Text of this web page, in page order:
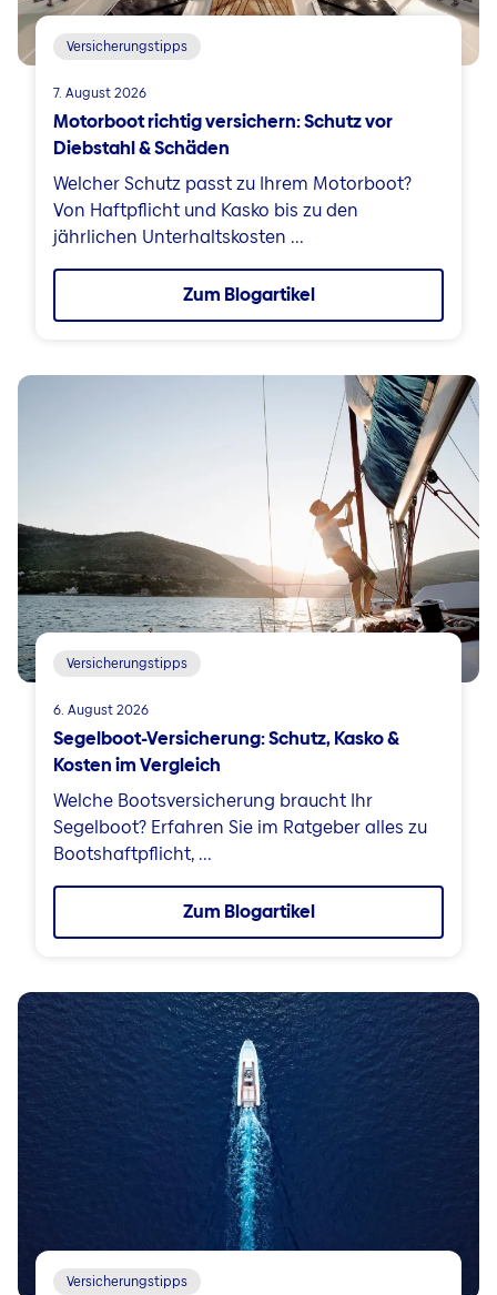
Versicherungstipps
7. August 2026
Motorboot richtig versichern: Schutz vor
Diebstahl & Schäden
Welcher Schutz passt zu Ihrem Motorboot?
Von Haftpflicht und Kasko bis zu den
jährlichen Unterhaltskosten ...
Zum Blogartikel
Versicherungstipps
6. August 2026
Segelboot-Versicherung: Schutz, Kasko &
Kosten im Vergleich
Welche Bootsversicherung braucht Ihr
Segelboot? Erfahren Sie im Ratgeber alles zu
Bootshaftpflicht, ...
Zum Blogartikel
Versicherungstipps